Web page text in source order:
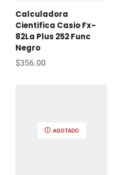
Calculadora
Cientifica Casio Fx-
82La Plus 252 Func
Negro
$356.00
AGOTADO